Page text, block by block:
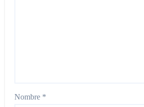
Nombre *